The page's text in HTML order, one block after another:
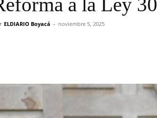
ELDIARIO Boyacá - noviembre 5, 2025